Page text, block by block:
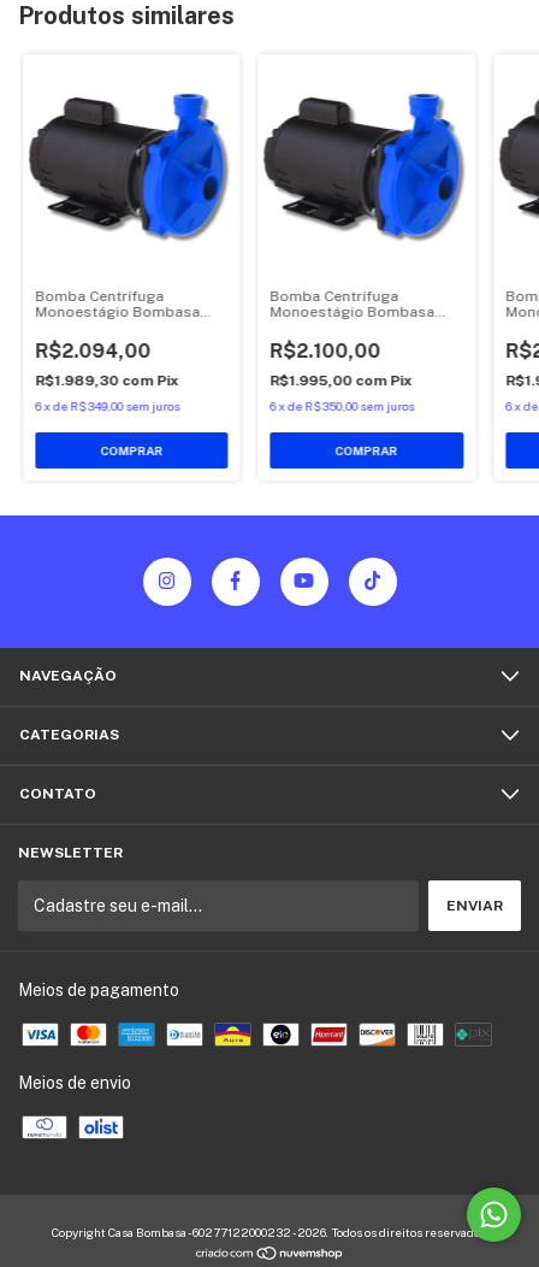
Produtos similares
Bomba Centrífuga
Monoestágio Bombasa
MONOFASICO 110V/220V
R$2.094,00
R$1.989,30 com Pix
6 xdeR$349,00 sem juros
Bomba Centrífuga
Monoestágio Bombasa
MONOFASICO 110V/220V
R$2.100,00
R$1.995,00 com Pix
6 xdeR$350,00 sem juros 6 x
NAVEGAÇÃO
CATEGORIAS
CONTATO
NEWSLETTER
Meios de pagamento
Meios de envio
Copyright Casa Bombasa - 60277122000232 - 2026. Todos os direitos reservados.